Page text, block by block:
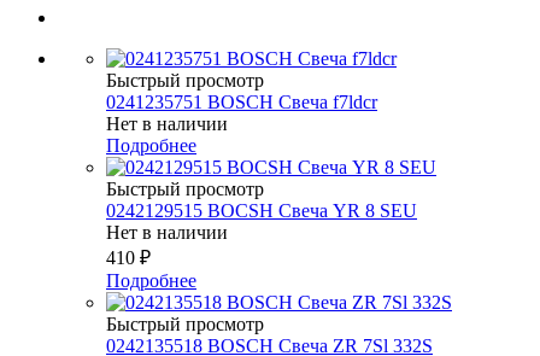
Быстрый просмотр
0241235751 BOSCH Свеча f7ldcr
Нет в наличии
Подробнее
Быстрый просмотр
0242129515 BOCSH Свеча YR 8 SEU
Нет в наличии
410 ₽
Подробнее
Быстрый просмотр
0242135518 BOSCH Свеча ZR 7Sl 332S